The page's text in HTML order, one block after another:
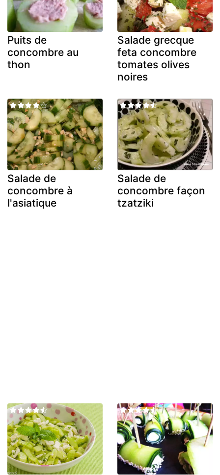
Puits de
concombre au
thon
Salade grecque
feta concombre
tomates olives
noires
Salade de
concombre à
l'asiatique
Salade de
concombre façon
tzatziki